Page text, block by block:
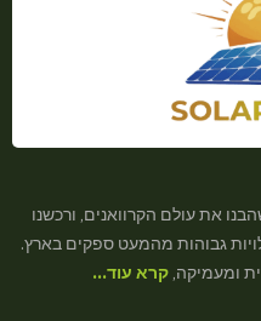
את עולם הקרוואנים, ורכשנו
גבוהות מהמעט ספקים בארץ.
ומעמיקה, קרא עוד…